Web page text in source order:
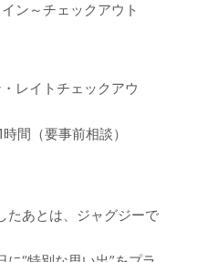
ン～チェックアウト
レイトチェックアウ
間（要事前相談）
たあとは、ジャグジーで